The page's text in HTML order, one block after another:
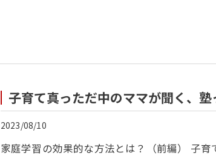
子育て真っただ中のママが聞く、
2023/08/10
家庭学習の効果的な方法とは？（前編） 子